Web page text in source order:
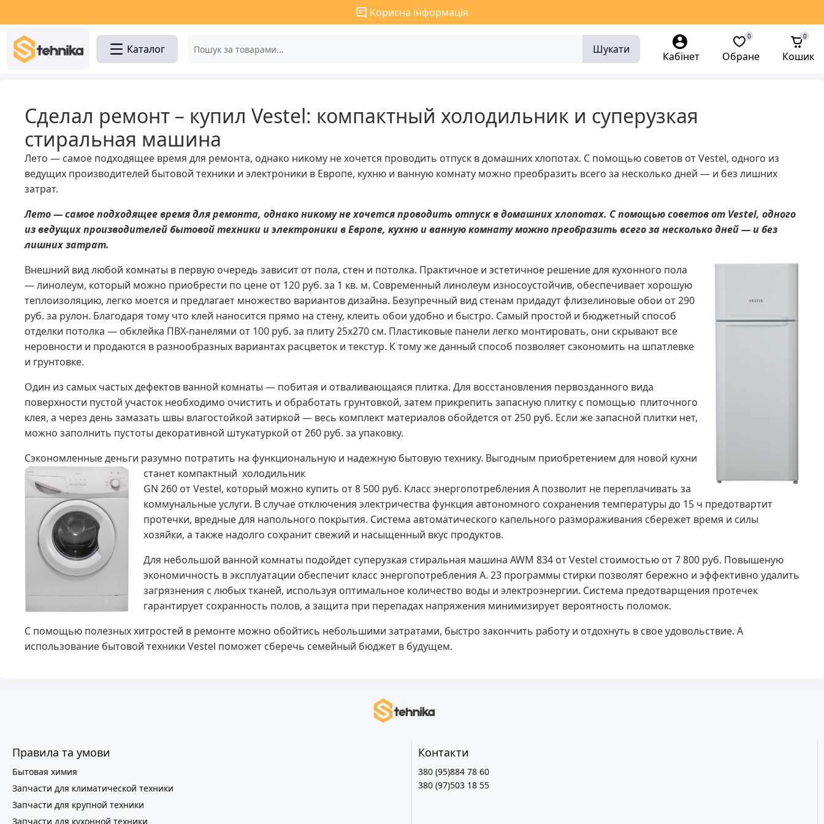
Корисна інформація
Каталог Шукати
Кабінет Обране
0
Кошик
0
Сделал ремонт – купил Vestel: компактный холодильник и суперузкая
стиральная машина
Лето — самое подходящее время для ремонта, однако никому не хочется проводить отпуск в домашних хлопотах. С помощью советов от Vestel, одного из
ведущих производителей бытовой техники и электроники в Европе, кухню и ванную комнату можно преобразить всего за несколько дней — и без лишних
затрат.
Лето — самое подходящее время для ремонта, однако никому не хочется проводить отпуск в домашних хлопотах. С помощью советов от Vestel, одного
из ведущих производителей бытовой техники и электроники в Европе, кухню и ванную комнату можно преобразить всего за несколько дней — и без
лишних затрат.
Внешний вид любой комнаты в первую очередь зависит от пола, стен и потолка. Практичное и эстетичное решение для кухонного пола
— линолеум, который можно приобрести по цене от 120 руб. за 1 кв. м. Современный линолеум износоустойчив, обеспечивает хорошую
теплоизоляцию, легко моется и предлагает множество вариантов дизайна. Безупречный вид стенам придадут флизелиновые обои от 290
руб. за рулон. Благодаря тому что клей наносится прямо на стену, клеить обои удобно и быстро. Самый простой и бюджетный способ
отделки потолка — обклейка ПВХ-панелями от 100 руб. за плиту 25х270 см. Пластиковые панели легко монтировать, они скрывают все
неровности и продаются в разнообразных вариантах расцветок и текстур. К тому же данный способ позволяет сэкономить на шпатлевке
и грунтовке.
Один из самых частых дефектов ванной комнаты — побитая и отваливающаяся плитка. Для восстановления первозданного вида
поверхности пустой участок необходимо очистить и обработать грунтовкой, затем прикрепить запасную плитку с помощью плиточного
клея, а через день замазать швы влагостойкой затиркой — весь комплект материалов обойдется от 250 руб. Если же запасной плитки нет,
можно заполнить пустоты декоративной штукатуркой от 260 руб. за упаковку.
Сэкономленные деньги разумно потратить на функциональную и надежную бытовую технику. Выгодным приобретением для новой кухни
станет компактный холодильник
GN 260 от Vestel, который можно купить от 8 500 руб. Класс энергопотребления A позволит не переплачивать за
коммунальные услуги. В случае отключения электричества функция автономного сохранения температуры до 15 ч предотвартит
протечки, вредные для напольного покрытия. Система автоматического капельного размораживания сбережет время и силы
хозяйки, а также надолго сохранит свежий и насыщенный вкус продуктов.
Для небольшой ванной комнаты подойдет суперузкая стиральная машина AWM 834 от Vestel стоимостью от 7 800 руб. Повышеную
экономичность в эксплуатации обеспечит класс энергопотребления A. 23 программы стирки позволят бережно и эффективно удалить
загрязнения с любых тканей, используя оптимальное количество воды и электроэнергии. Система предотварщения протечек
гарантирует сохранность полов, а защита при перепадах напряжения минимизирует вероятность поломок.
С помощью полезных хитростей в ремонте можно обойтись небольшими затратами, быстро закончить работу и отдохнуть в свое удовольствие. А
использование бытовой техники Vestel поможет сберечь семейный бюджет в будущем.
Правила та умови
Бытовая химия
Запчасти для климатической техники
Запчасти для крупной техники
Запчасти для кухонной техники
Контакти
380 (95)884 78 60
380 (97)503 18 55